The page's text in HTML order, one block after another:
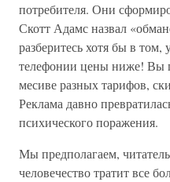
потребителя. Они
Скотт Адамс назвал
разберитесь хотя бы в
телефонии цены ниже! Вы
месиве разных тарифов,
Реклама давно
психического поражения.
Мы предполагаем,
человечество тратит все